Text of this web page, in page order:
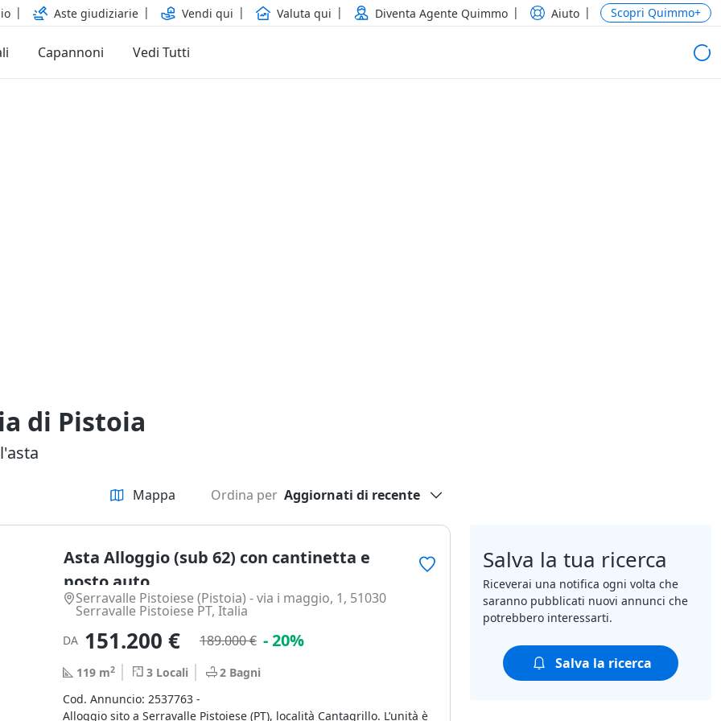
Aste giudiziarie Vendi qui Valuta qui Diventa Agente Quimmo Aiuto Scopri Quimmo+
Capannoni Vedi Tutti
di Pistoia
Mappa Ordina per Aggiornati di recente
Asta Alloggio (sub 62) con cantinetta e
posto auto
Serravalle Pistoiese (Pistoia) - via i maggio, 1, 51030
Serravalle Pistoiese PT, Italia
DA 151.200 € 189.000 € - 20%
119 m2 3 Locali 2 Bagni
Cod. Annuncio: 2537763 -
Alloggio sito a Serravalle Pistoiese (PT), località Cantagrillo. L’unità è
Salva la tua ricerca
Riceverai una notifica ogni volta che
saranno pubblicati nuovi annunci che
potrebbero interessarti.
Salva la ricerca